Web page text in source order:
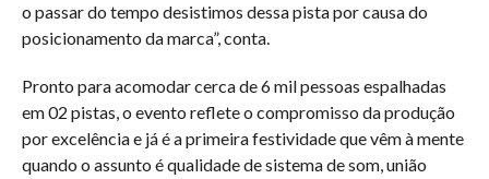
o passar do tempo desistimos dessa pista por causa do
posicionamento da marca”, conta.
Pronto para acomodar cerca de 6 mil pessoas espalhadas
em 02 pistas, o evento reflete o compromisso da produção
por excelência e já é a primeira festividade que vêm à mente
quando o assunto é qualidade de sistema de som, união